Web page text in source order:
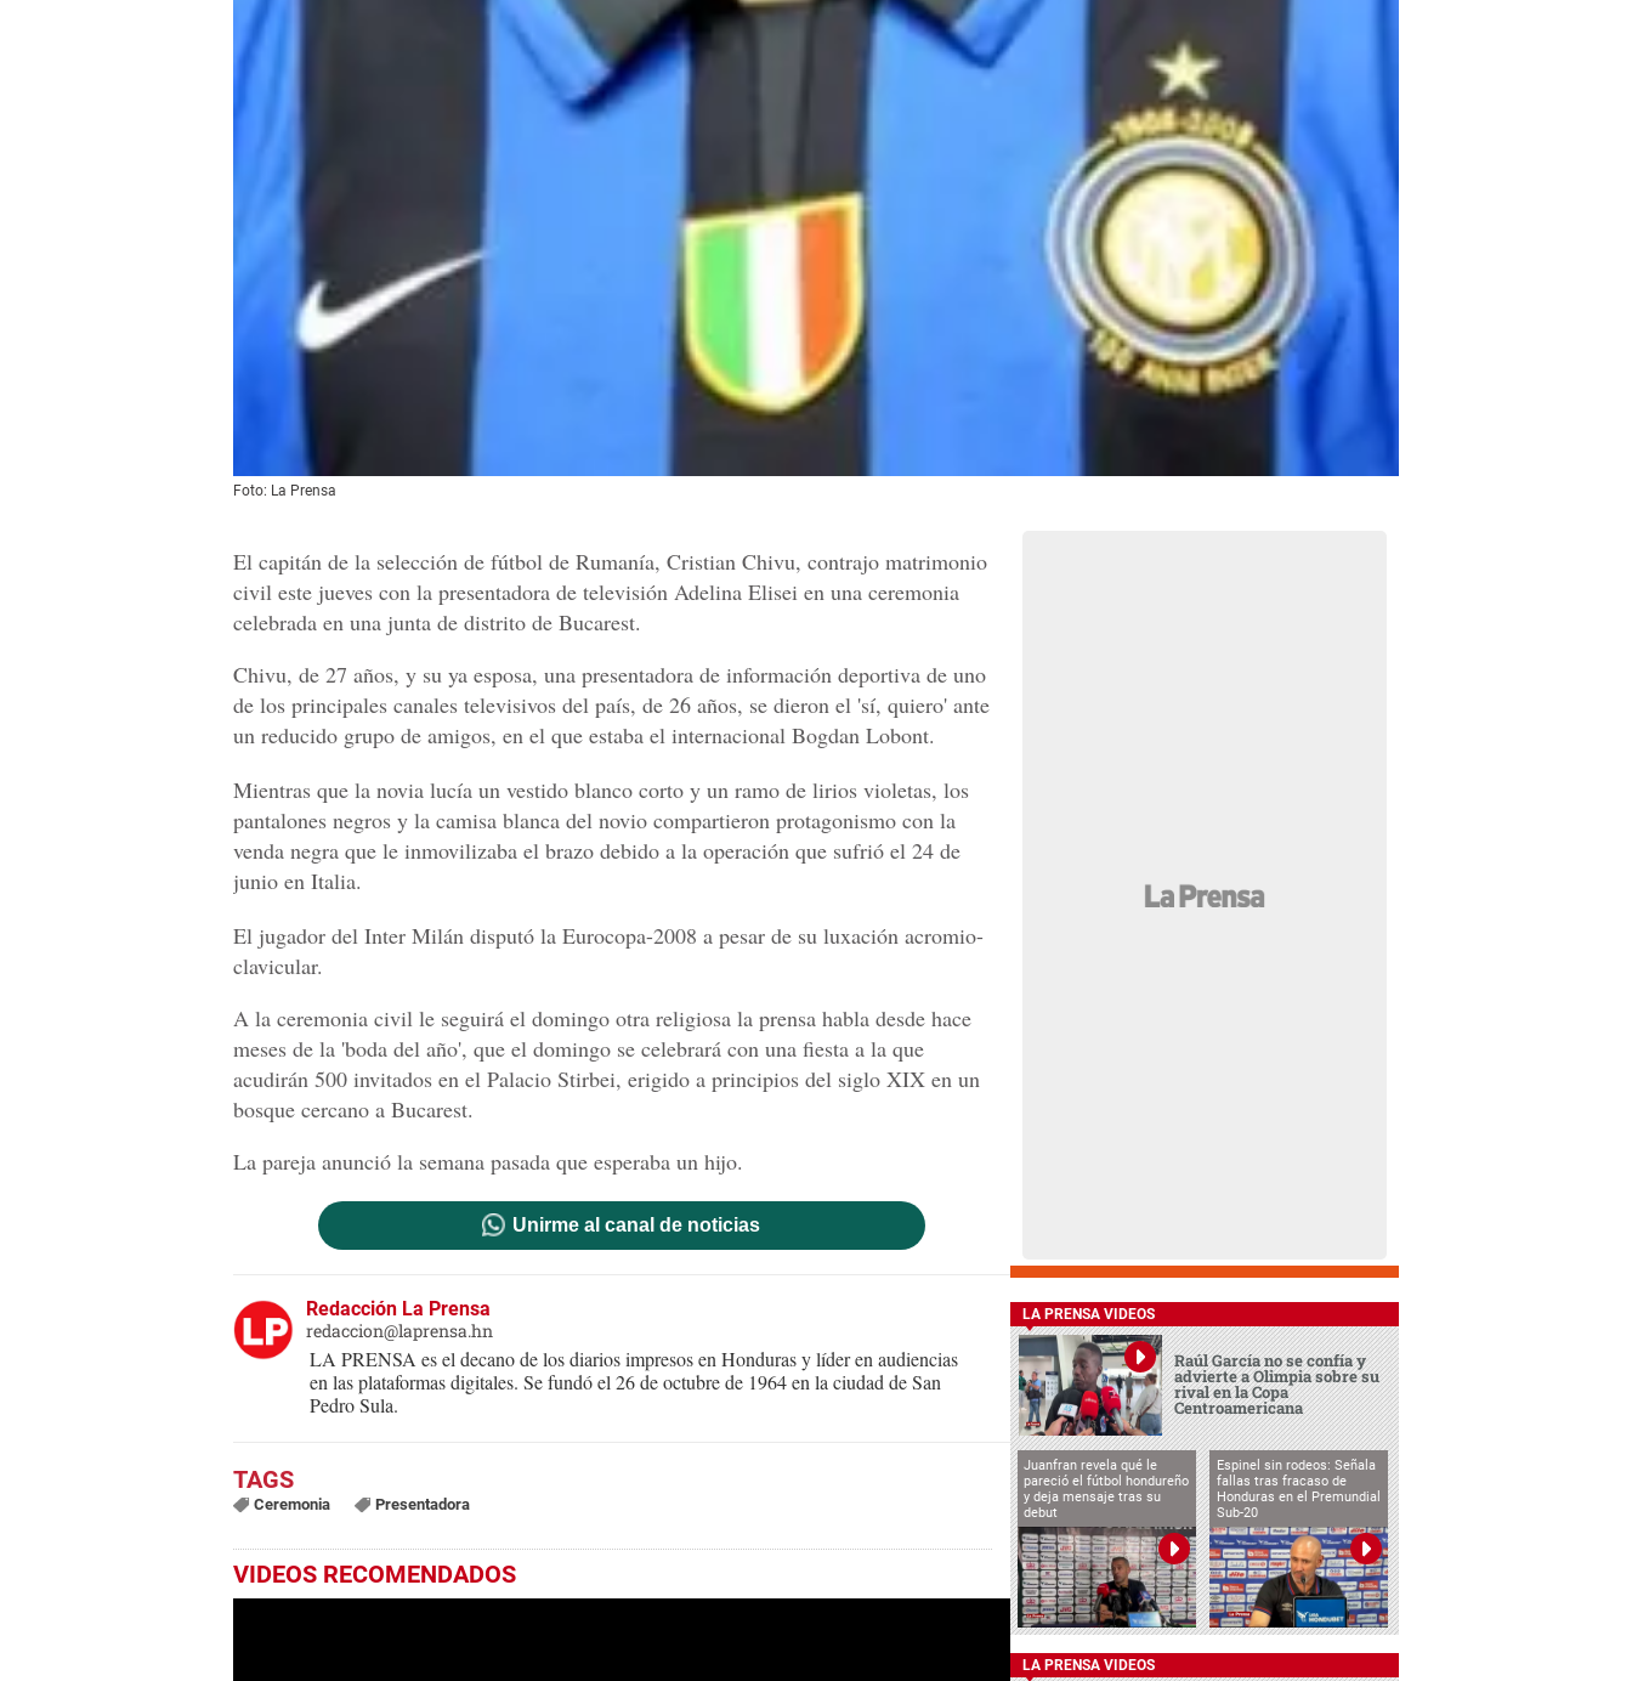
Foto: La Prensa
El capitán de la selección de fútbol de Rumanía, Cristian Chivu, contrajo matrimonio
civil este jueves con la presentadora de televisión Adelina Elisei en una ceremonia
celebrada en una junta de distrito de Bucarest.
Chivu, de 27 años, y su ya esposa, una presentadora de información deportiva de uno
de los principales canales televisivos del país, de 26 años, se dieron el 'sí, quiero' ante
un reducido grupo de amigos, en el que estaba el internacional Bogdan Lobont.
Mientras que la novia lucía un vestido blanco corto y un ramo de lirios violetas, los
pantalones negros y la camisa blanca del novio compartieron protagonismo con la
venda negra que le inmovilizaba el brazo debido a la operación que sufrió el 24 de
junio en Italia.
El jugador del Inter Milán disputó la Eurocopa-2008 a pesar de su luxación acromio-
clavicular.
A la ceremonia civil le seguirá el domingo otra religiosa la prensa habla desde hace
meses de la 'boda del año', que el domingo se celebrará con una fiesta a la que
acudirán 500 invitados en el Palacio Stirbei, erigido a principios del siglo XIX en un
bosque cercano a Bucarest.
La pareja anunció la semana pasada que esperaba un hijo.
Unirme al canal de noticias
Redacción La Prensa
redaccion@laprensa.hn
LA PRENSA es el decano de los diarios impresos en Honduras y líder en audiencias
en las plataformas digitales. Se fundó el 26 de octubre de 1964 en la ciudad de San
Pedro Sula.
Ceremonia Presentadora
VIDEOS RECOMENDADOS
LA PRENSA VIDEOS
Raúl García no se confía y
advierte a Olimpia sobre su
rival en la Copa
Centroamericana
Juanfran revela qué le
pareció el fútbol hondureño
y deja mensaje tras su
debut
Espinel sin rodeos: Señala
fallas tras fracaso de
Honduras en el Premundial
Sub-20
LA PRENSA VIDEOS